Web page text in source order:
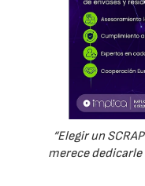
“Elegir un
merece dedicarle